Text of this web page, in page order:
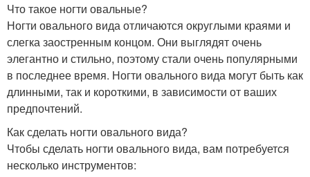
Что такое ногти овальные?
Ногти овального вида отличаются округлыми краями и
слегка заостренным концом. Они выглядят очень
элегантно и стильно, поэтому стали очень популярными
в последнее время. Ногти овального вида могут быть как
длинными, так и короткими, в зависимости от ваших
предпочтений.
Как сделать ногти овального вида?
Чтобы сделать ногти овального вида, вам потребуется
несколько инструментов: